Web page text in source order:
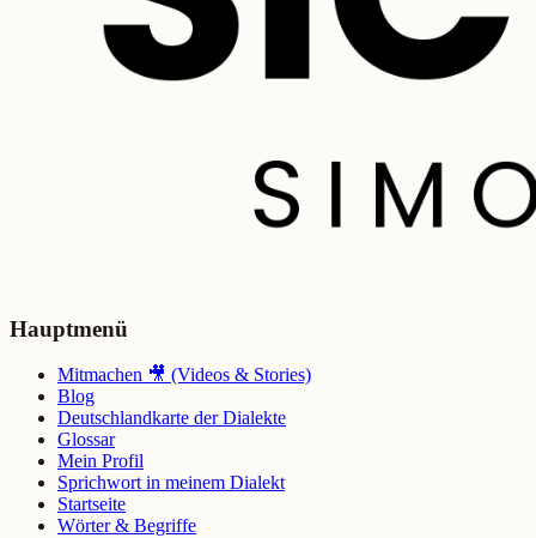
Hauptmenü
Mitmachen 🎥 (Videos & Stories)
Blog
Deutschlandkarte der Dialekte
Glossar
Mein Profil
Sprichwort in meinem Dialekt
Startseite
Wörter & Begriffe